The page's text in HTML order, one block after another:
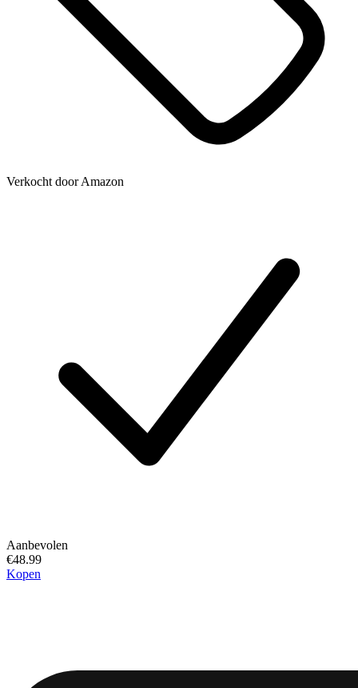
Verkocht doorAmazon
Aanbevolen
€48.99
Kopen